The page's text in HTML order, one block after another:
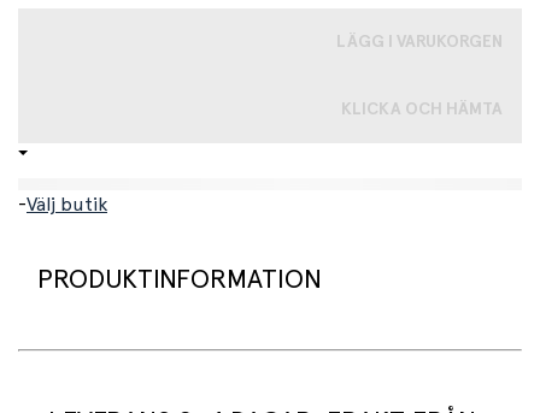
LÄGG I VARUKORGEN
KLICKA OCH HÄMTA
-Välj butik
PRODUKTINFORMATION
Superhjältedräkt med cape, mask och tyllkjol. Capen är